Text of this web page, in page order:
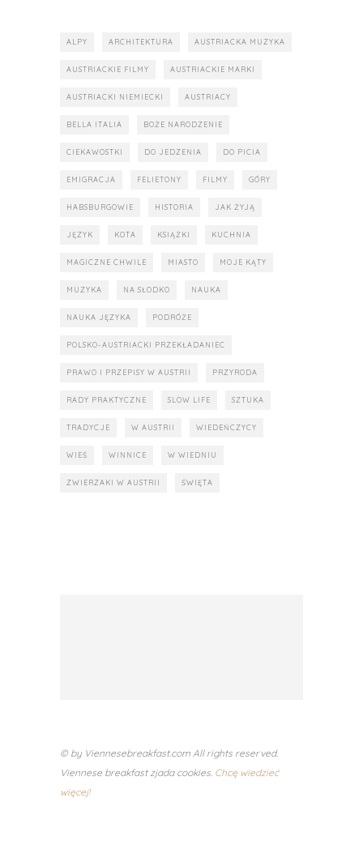
ALPY ARCHITEKTURA AUSTRIACKA MUZYKA
AUSTRIACKIE FILMY AUSTRIACKIE MARKI
AUSTRIACKI NIEMIECKI AUSTRIACY
BELLA ITALIA BOŻE NARODZENIE
CIEKAWOSTKI DO JEDZENIA DO PICIA
EMIGRACJA FELIETONY FILMY GÓRY
HABSBURGOWIE HISTORIA JAK ŻYJĄ
JĘZYK KOTA KSIĄŻKI KUCHNIA
MAGICZNE CHWILE MIASTO MOJE KĄTY
MUZYKA NA SŁODKO NAUKA
NAUKA JĘZYKA PODRÓŻE
POLSKO-AUSTRIACKI PRZEKŁADANIEC
PRAWO I PRZEPISY W AUSTRII PRZYRODA
RADY PRAKTYCZNE SLOW LIFE SZTUKA
TRADYCJE W AUSTRII WIEDEŃCZYCY
WIEŚ WINNICE W WIEDNIU
ZWIERZAKI W AUSTRII ŚWIĘTA
© by Viennesebreakfast.com All rights reserved.
Viennese breakfast zjada cookies. Chcę wiedzieć
więcej!